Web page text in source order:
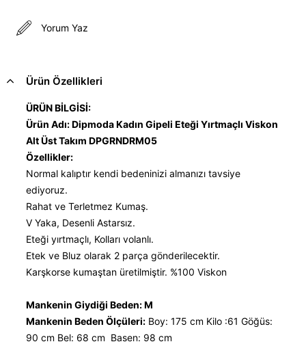
Yorum Yaz
Ürün Özellikleri
ÜRÜN BİLGİSİ:
Ürün Adı: Dipmoda Kadın Gipeli Eteği Yırtmaçlı Viskon
Alt Üst Takım DPGRNDRM05
Özellikler:
Normal kalıptır kendi bedeninizi almanızı tavsiye
ediyoruz.
Rahat ve Terletmez Kumaş.
V Yaka, Desenli Astarsız.
Eteği yırtmaçlı, Kolları volanlı.
Etek ve Bluz olarak 2 parça gönderilecektir.
Karşkorse kumaştan üretilmiştir. %100 Viskon
Mankenin Giydiği Beden: M
Mankenin Beden Ölçüleri: Boy: 175 cm Kilo :61 Göğüs:
90 cm Bel: 68 cm Basen: 98 cm